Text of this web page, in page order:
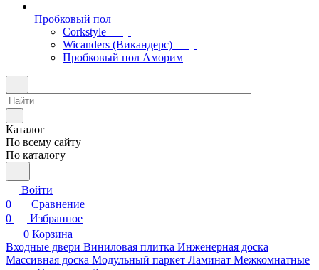
Пробковый пол
Corkstyle
Wicanders (Викандерс)
Пробковый пол Аморим
Каталог
По всему сайту
По каталогу
Войти
0
Сравнение
0
Избранное
0 Корзина
Входные двери Виниловая плитка Инженерная доска
Массивная доска Модульный паркет Ламинат Межкомнатные